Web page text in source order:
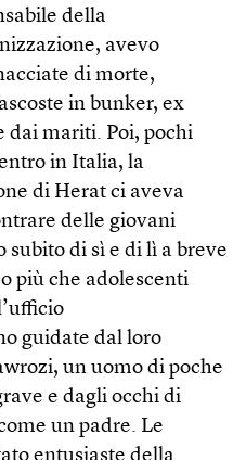
della
avevo
di morte,
in bunker, ex
dai mariti. Poi, pochi
in Italia, la
di Herat ci aveva
delle giovani
di sì e di lì a breve
più che adolescenti
guidate dal loro
un uomo di poche
e dagli occhi di
un padre. Le